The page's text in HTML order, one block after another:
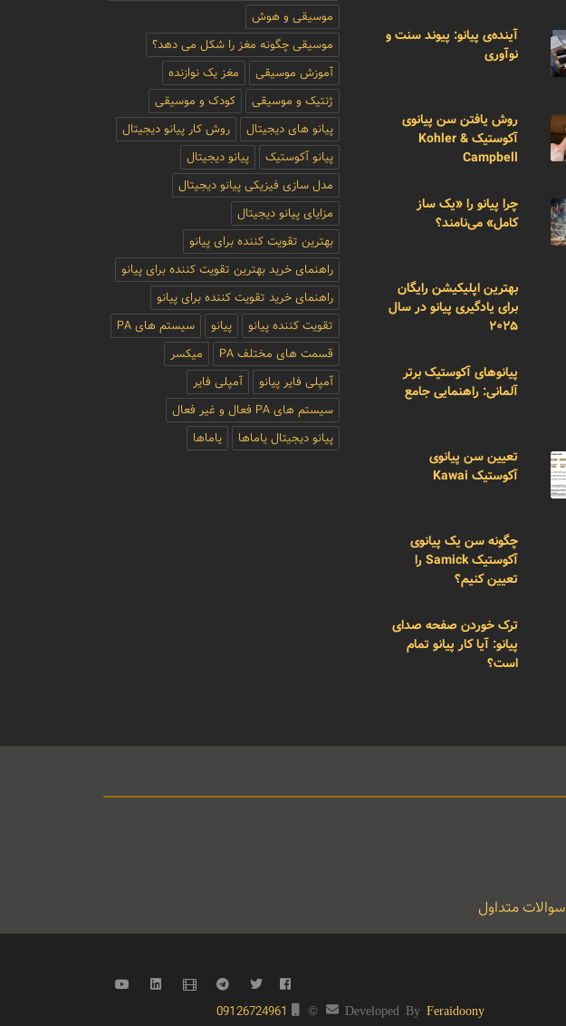
آینده‌ی پیانو: پیوند سنت و
نوآوری
روش یافتن سن پیانوی
آکوستیک Kohler &
Campbell
چرا پیانو را «یک ساز
کامل» می‌نامند؟
بهترین اپلیکیشن رایگان
برای یادگیری پیانو در سال
۲۰۲۵
پیانوهای آکوستیک برتر
آلمانی: راهنمایی جامع
تعیین سن پیانوی
آکوستیک Kawai
چگونه سن یک پیانوی
آکوستیک Samick را
تعیین کنیم؟
ترک خوردن صفحه صدای
پیانو: آیا کار پیانو تمام
است؟
موسیقی و هوش
موسیقی چگونه مغز را شکل می دهد؟
آموزش موسیقی
مغز یک نوازنده
ژنتیک و موسیقی
کودک و موسیقی
پیانو های دیجیتال
روش کار پیانو دیجیتال
پیانو آکوستیک
پیانو دیجیتال
مدل سازی فیزیکی پیانو دیجیتال
مزایای پیانو دیجیتال
بهترین تقویت کننده برای پیانو
راهنمای خرید بهترین تقویت کننده برای پیانو
راهنمای خرید تقویت کننده برای پیانو
تقویت کننده پیانو
پیانو
سیستم های PA
قسمت های مختلف PA
میکسر
آمپلی فایر پیانو
آمپلی فایر
سیستم های PA فعال و غیر فعال
پیانو دیجیتال یاماها
یاماها
سوالات متداول
Developed By Feraidoony
©
09126724961